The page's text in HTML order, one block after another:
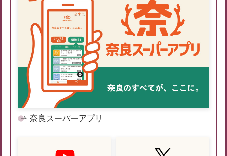
奈良スーパーアプリ